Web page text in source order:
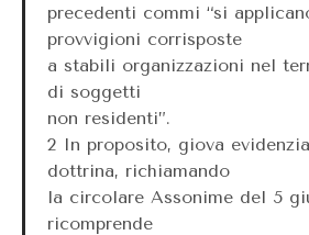
precedenti commi “si
provvigioni corrisposte
a stabili organizzazioni nel
di soggetti
non residenti”.
2 In proposito, giova
dottrina, richiamando
la circolare Assonime del 5
ricomprende